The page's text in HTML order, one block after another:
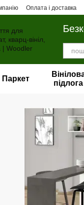
контенту
Оплата і доставка
Паркет
пiдлога